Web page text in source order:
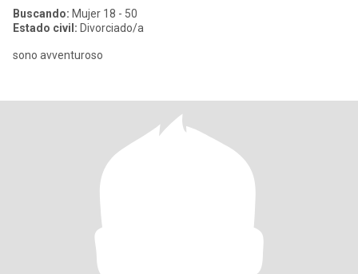
Buscando: Mujer 18 - 50
Estado civil: Divorciado/a
sono avventuroso